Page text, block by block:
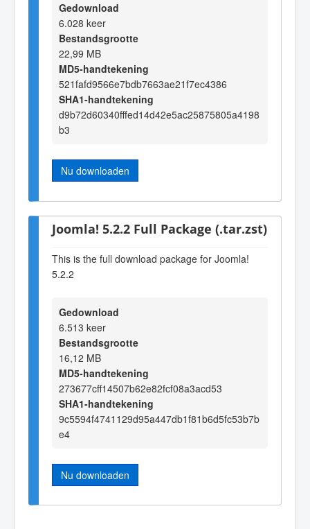
Gedownload
6.028 keer
Bestandsgrootte
22,99 MB
MD5-handtekening
521fafd9566e7bdb7663ae21f7ec4386
SHA1-handtekening
d9b72d60340fffed14d42e5ac25875805a4198
b3
Nu downloaden
Joomla! 5.2.2 Full Package (.tar.zst)
This is the full download package for Joomla!
5.2.2
Gedownload
6.513 keer
Bestandsgrootte
16,12 MB
MD5-handtekening
273677cff14507b62e82fcf08a3acd53
SHA1-handtekening
9c5594f4741129d95a447db1f81b6d5fc53b7b
e4
Nu downloaden